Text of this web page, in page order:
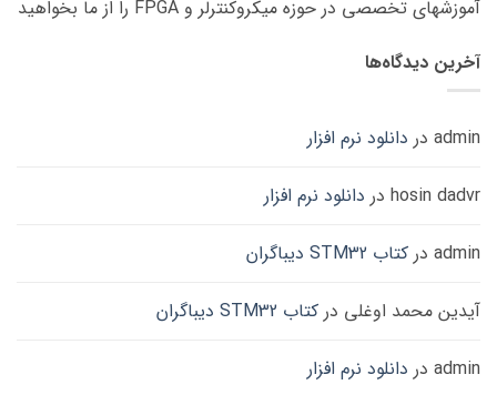
آموزشهای تخصصی در حوزه میکروکنترلر و FPGA را از ما بخواهید
آخرین دیدگاه‌ها
admin در دانلود نرم افزار
hosin dadvr در دانلود نرم افزار
admin در کتاب STM32 دیباگران
آیدین محمد اوغلی در کتاب STM32 دیباگران
admin در دانلود نرم افزار